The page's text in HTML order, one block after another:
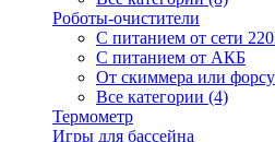
Роботы-очистители
С питанием от сети
С питанием от АКБ
От скиммера или
Все категории (4)
Термометр
Игры для бассейна